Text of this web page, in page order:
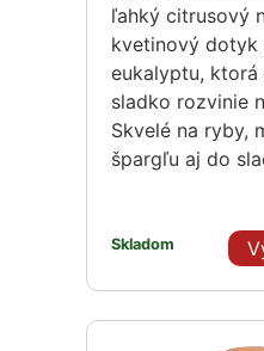
ľahký citrusový
kvetinový dotyk
eukalyptu, ktorá
sladko rozvinie
Skvelé na ryby,
špargľu aj do
Skladom